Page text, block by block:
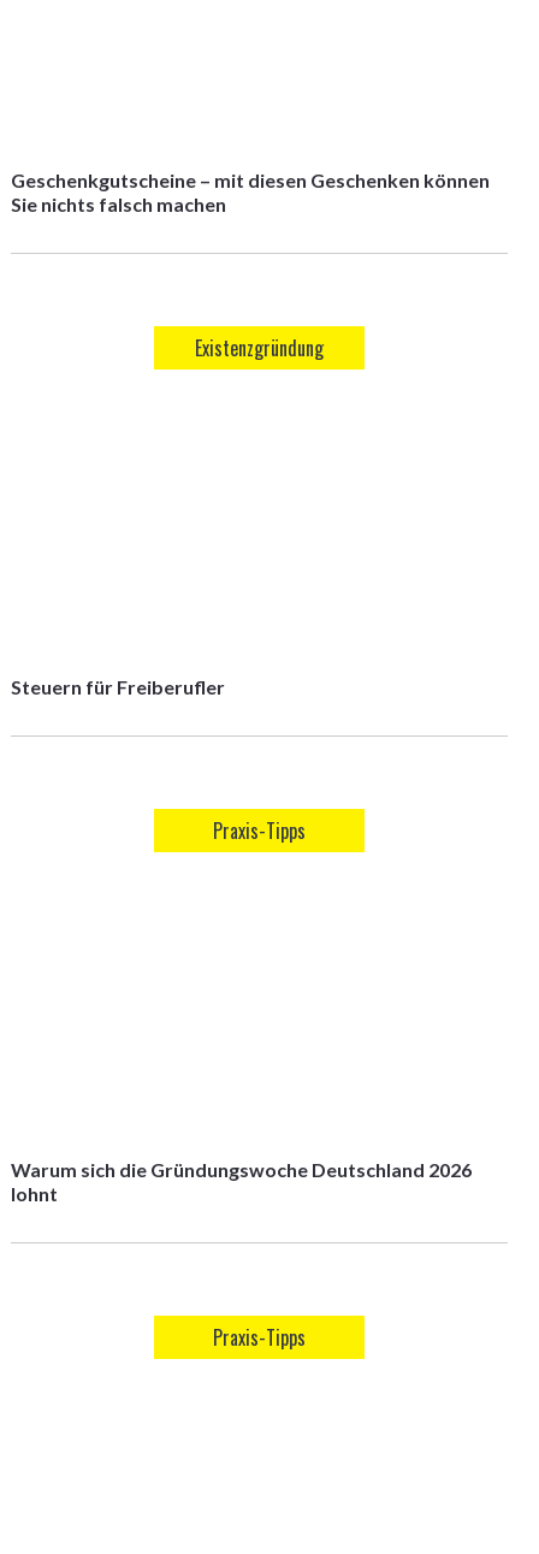
Geschenkgutscheine – mit diesen Geschenken können
Sie nichts falsch machen
Existenzgründung
Steuern für Freiberufler
Praxis-Tipps
Warum sich die Gründungswoche Deutschland 2026
lohnt
Praxis-Tipps